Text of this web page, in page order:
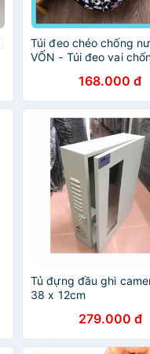
Túi đeo chéo chống
VỐN - Túi đeo vai
cấp, thoát ẩm tốt 7318
168.000 đ
Tủ đựng đầu ghi
38 x 12cm
279.000 đ